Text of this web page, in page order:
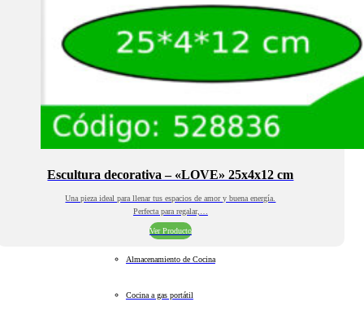
Escultura decorativa – «LOVE» 25x4x12 cm
Una pieza ideal para llenar tus espacios de amor y buena energía.
Perfecta para regalar,…
Ver Producto
Almacenamiento de Cocina
Cocina a gas portátil